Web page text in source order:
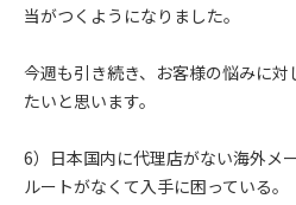
当がつくようになりました。
今週も引き続き、お客様の悩みに
たいと思います。
6）日本国内に代理店がない海外メ
ルートがなくて入手に困っている。